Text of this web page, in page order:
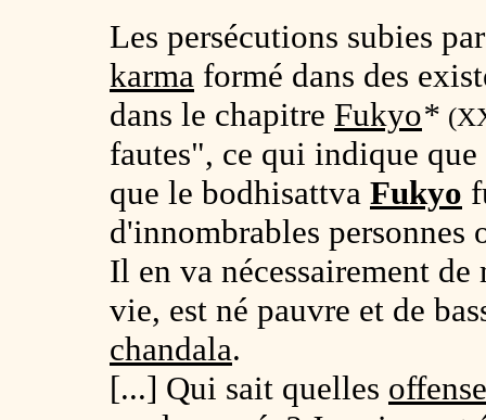
Les persécutions subies
karma formé dans des
dans le chapitre Fukyo*
fautes", ce qui indique que
que le bodhisattva Fukyo
d'innombrables personnes
Il en va nécessairement
vie, est né pauvre et de
chandala.
[...] Qui sait quelles